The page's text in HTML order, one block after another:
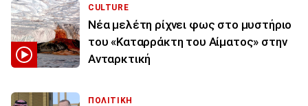
CULTURE
Νέα μελέτη ρίχνει φως στο μυστήριο
του «Καταρράκτη του Αίματος» στην
Ανταρκτική
ΠΟΛΙΤΙΚΗ